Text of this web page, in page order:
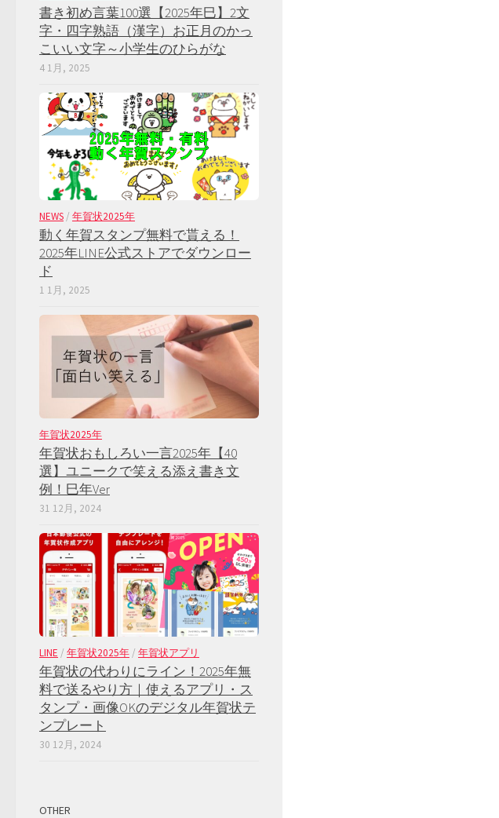
書き初め言葉100選【2025年巳】2文
字・四字熟語（漢字）お正月のかっ
こいい文字～小学生のひらがな
4 1月, 2025
NEWS / 年賀状2025年
動く年賀スタンプ無料で貰える！
2025年LINE公式ストアでダウンロー
ド
1 1月, 2025
年賀状2025年
年賀状おもしろい一言2025年【40
選】ユニークで笑える添え書き文
例！巳年Ver
31 12月, 2024
LINE / 年賀状2025年 / 年賀状アプリ
年賀状の代わりにライン！2025年無
料で送るやり方｜使えるアプリ・ス
タンプ・画像OKのデジタル年賀状テ
ンプレート
30 12月, 2024
OTHER